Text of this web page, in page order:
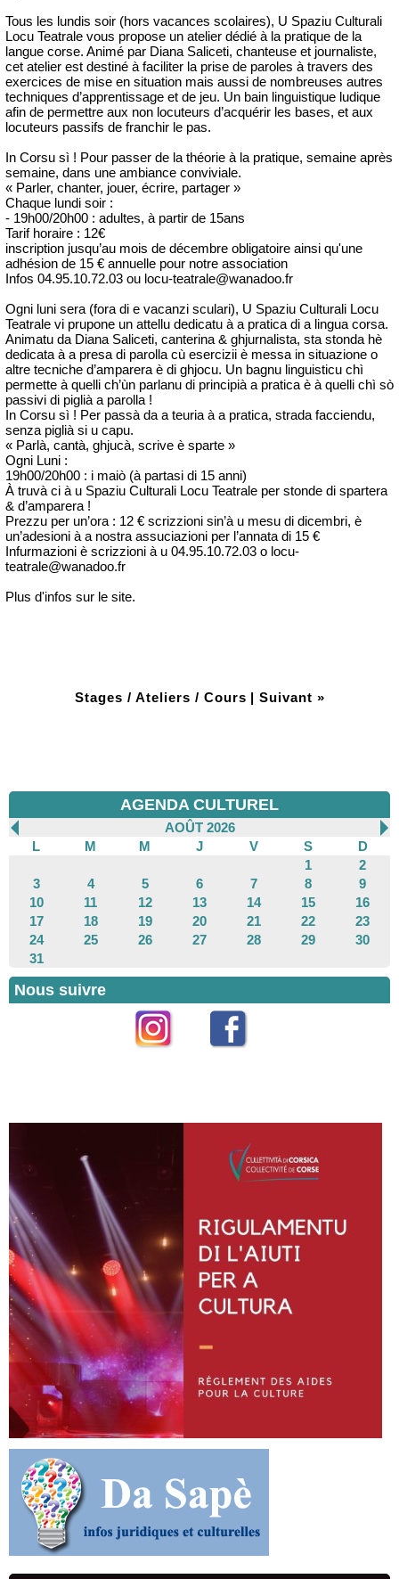
Tous les lundis soir (hors vacances scolaires), U Spaziu Culturali
Locu Teatrale vous propose un atelier dédié à la pratique de la
langue corse. Animé par Diana Saliceti, chanteuse et journaliste,
cet atelier est destiné à faciliter la prise de paroles à travers des
exercices de mise en situation mais aussi de nombreuses autres
techniques d’apprentissage et de jeu. Un bain linguistique ludique
afin de permettre aux non locuteurs d’acquérir les bases, et aux
locuteurs passifs de franchir le pas.
In Corsu sì ! Pour passer de la théorie à la pratique, semaine après
semaine, dans une ambiance conviviale.
« Parler, chanter, jouer, écrire, partager »
Chaque lundi soir :
- 19h00/20h00 : adultes, à partir de 15ans
Tarif horaire : 12€
inscription jusqu’au mois de décembre obligatoire ainsi qu'une
adhésion de 15 € annuelle pour notre association
Infos 04.95.10.72.03 ou locu-teatrale@wanadoo.fr
Ogni luni sera (fora di e vacanzi sculari), U Spaziu Culturali Locu
Teatrale vi prupone un attellu dedicatu à a pratica di a lingua corsa.
Animatu da Diana Saliceti, canterina & ghjurnalista, sta stonda hè
dedicata à a presa di parolla cù esercizii è messa in situazione o
altre tecniche d’amparera è di ghjocu. Un bagnu linguisticu chì
permette à quelli ch’ùn parlanu di principià a pratica è à quelli chì sò
passivi di piglià a parolla !
In Corsu sì ! Per passà da a teuria à a pratica, strada facciendu,
senza piglià si u capu.
« Parlà, cantà, ghjucà, scrive è sparte »
Ogni Luni :
19h00/20h00 : i maiò (à partasi di 15 anni)
À truvà ci à u Spaziu Culturali Locu Teatrale per stonde di spartera
& d’amparera !
Prezzu per un’ora : 12 € scrizzioni sin’à u mesu di dicembri, è
un’adesioni à a nostra assuciazioni per l’annata di 15 €
Infurmazioni è scrizzioni à u 04.95.10.72.03 o locu-
teatrale@wanadoo.fr
Plus d'infos sur le site.
Stages / Ateliers / Cours | Suivant »
AGENDA CULTUREL
AOÛT 2026
L
M M J V S
D
1
2
3
4 5 6 7 8
9
10
11 12 13 14 15
16
17
18 19 20 21 22
23
24
25 26 27 28 29
30
31
Nous suivre